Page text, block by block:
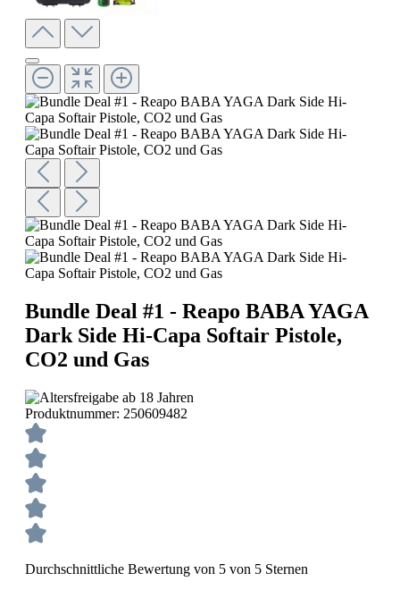
Bundle Deal #1 - Reapo BABA YAGA
Dark Side Hi-Capa Softair Pistole,
CO2 und Gas
Produktnummer: 250609482
Durchschnittliche Bewertung von 5 von 5 Sternen